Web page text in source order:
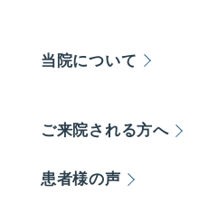
当院について
ご来院される方へ
患者様の声